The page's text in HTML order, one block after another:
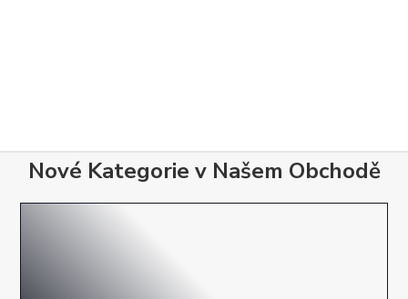
Nové Kategorie v Našem Obchodě